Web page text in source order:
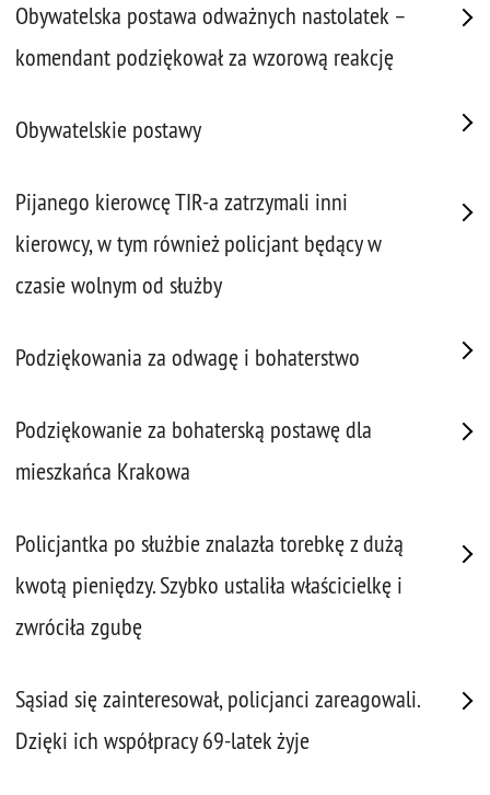
Obywatelska postawa odważnych nastolatek –
komendant podziękował za wzorową reakcję
Obywatelskie postawy
Pijanego kierowcę TIR-a zatrzymali inni
kierowcy, w tym również policjant będący w
czasie wolnym od służby
Podziękowania za odwagę i bohaterstwo
Podziękowanie za bohaterską postawę dla
mieszkańca Krakowa
Policjantka po służbie znalazła torebkę z dużą
kwotą pieniędzy. Szybko ustaliła właścicielkę i
zwróciła zgubę
Sąsiad się zainteresował, policjanci zareagowali.
Dzięki ich współpracy 69-latek żyje